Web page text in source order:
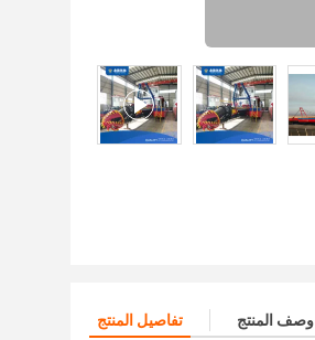
تفاصيل المنتج وصف المنتج